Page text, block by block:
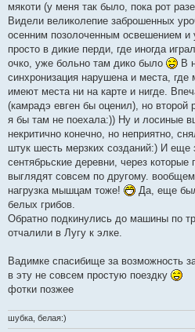
мякоти (у меня так было, пока рот
Видели великолепие заброшенных
осенним позолоченным освешением
просто в дикие перди, где иногда
очко, уже больно там дико было
В
синхронизация нарушена и места,
имеют места ни на карте и нигде.
(камрадэ евген бы оценил), но второй
я бы там не поехала:)) Ну и лосиные
некритично конечно, но неприятно,
штук шесть мерзких созданий:) И еще
сентябрьские деревни, через
выглядят совсем по другому.
нагрузка мышцам тоже!
Да, еще
белых грибов.
Обратно подкинулись до машины по
отчалили в Лугу к элке.
Вадимке спасибище за возможность
в эту не совсем простую поездку
фотки позжее
шубка, белая:)